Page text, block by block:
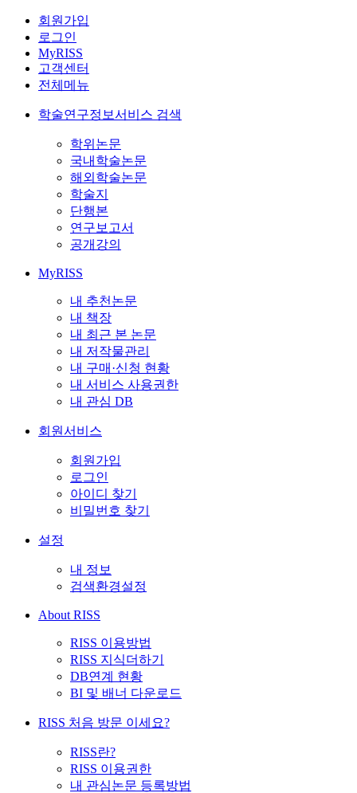
회원가입
로그인
MyRISS
고객센터
전체메뉴
학술연구정보서비스 검색
학위논문
국내학술논문
해외학술논문
학술지
단행본
연구보고서
공개강의
MyRISS
내 추천논문
내 책장
내 최근 본 논문
내 저작물관리
내 구매·신청 현황
내 서비스 사용권한
내 관심 DB
회원서비스
회원가입
로그인
아이디 찾기
비밀번호 찾기
설정
내 정보
검색환경설정
About RISS
RISS 이용방법
RISS 지식더하기
DB연계 현황
BI 및 배너 다운로드
RISS 처음 방문 이세요?
RISS란?
RISS 이용권한
내 관심논문 등록방법